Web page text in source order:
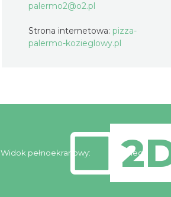
palermo2@o2.pl
Strona internetowa: pizza-
palermo-kozieglowy.pl
Widok pełnoekranowy: Noclegi